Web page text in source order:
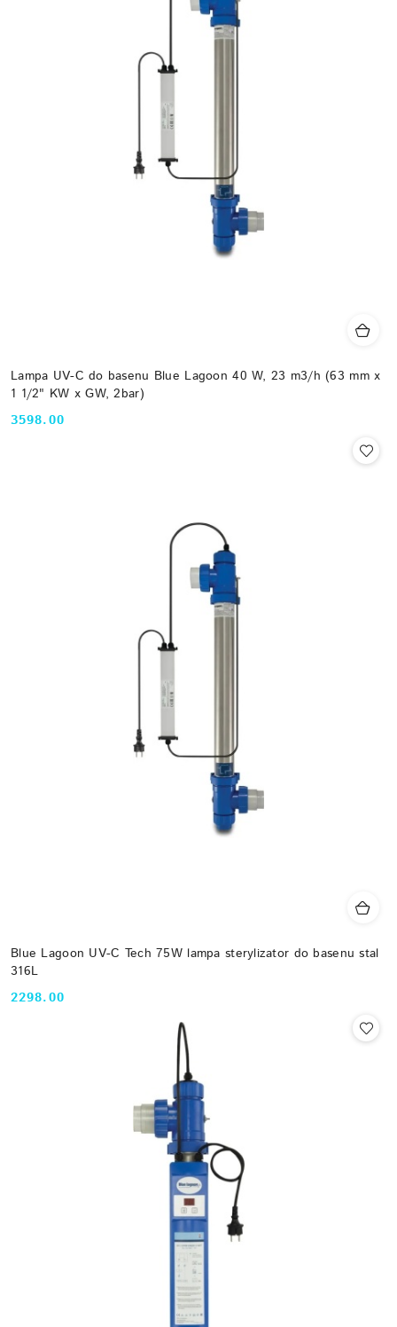
Lampa UV-C do basenu Blue Lagoon 40 W, 23 m3/h (63 mm x
1 1/2" KW x GW, 2bar)
Cena:
3598.00
Blue Lagoon UV-C Tech 75W lampa sterylizator do basenu stal
316L
Cena:
2298.00